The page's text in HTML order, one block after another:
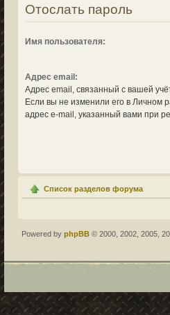
Отослать пароль
Имя пользователя:
Адрес email:
Адрес email, связанный с вашей
Если вы не изменили его в Личном
адрес e-mail, указанный вами при
Список разделов форума
Powered by phpBB © 2000, 2002, 2005,